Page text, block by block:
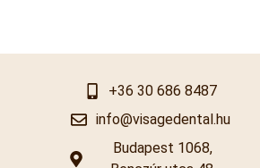
+36 30 686 8487
info@visagedental.hu
Budapest 1068,